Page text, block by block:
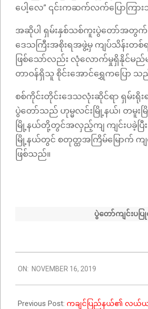
ပေါ့လေ” ၎င်းကဆက်လက်ပြောကြာ
အဆိုပါ ရှမ်းနှစ်သစ်ကူးပွဲတော်အတွက်
ဒေသကြီးအစိုးရအဖွဲ့မှ ကျပ်သိန်းတစ်ရ
ဖြစ်သော်လည်း လုံလောက်မှုရှိနိုင်မည်
တာဝန်ရှိသူ စိုင်းအောင်ရွှေကပြော သ
စစ်ကိုင်းတိုင်းဒေသလုံးဆိုင်ရာ ရှမ်းရိုး
ပွဲတော်သည် ဟုမ္မလင်းမြို့နယ်၊ တမူးမြို့
မြို့နယ်တို့တွင်အလှည့်ကျ ကျင်းပခဲ့ပြီး
မြို့နယ်တွင် စတုတ္ထအကြိမ်မြောက် က
ဖြစ်သည်။
ပွဲတော်ကျင်းပပ
11-
16
ON: NOVEMBER 16, 2019
Previous Post: ကချင်ပြည်နယ်၏ လယ်ယ